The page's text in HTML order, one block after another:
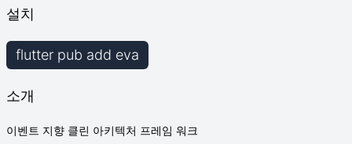
설치
flutter pub add eva
소개
이벤트 지향 클린 아키텍처 프레임 워크